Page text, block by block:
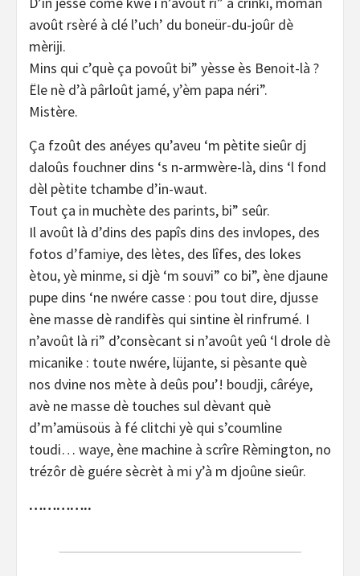
avoût rsèré à clé l’uch’ du boneür-du-joûr dè
mèriji.
Mins qui c’què ça povoût bi” yèsse ès Benoit-là ?
Ële nè d’à pârloût jamé, y’èm papa néri”.
Mistère.
Ça fzoût des anéyes qu’aveu ‘m pètite sieûr dj
daloûs fouchner dins ‘s n-armwère-là, dins ‘l fond
dèl pètite tchambe d’in-waut.
Tout ça in muchète des parints, bi” seûr.
Il avoût là d’dins des papîs dins des invlopes, des
fotos d’famiye, des lètes, des lîfes, des lokes
ètou, yè minme, si djè ‘m souvi” co bi”, ène djaune
pupe dins ‘ne nwére casse : pou tout dire, djusse
ène masse dè randifès qui sintine èl rinfrumé. I
n’avoût là ri” d’consècant si n’avoût yeû ‘l drole dè
micanike : toute nwére, lüjante, si pèsante què
nos dvine nos mète à deûs pou’! boudji, câréye,
avè ne masse dè touches sul dèvant què
d’m’amüsoüs à fé clitchi yè qui s’coumline
toudi… waye, ène machine à scrîre Rèmington, no
trézôr dè guére sècrèt à mi y’à m djoûne sieûr.
…………..